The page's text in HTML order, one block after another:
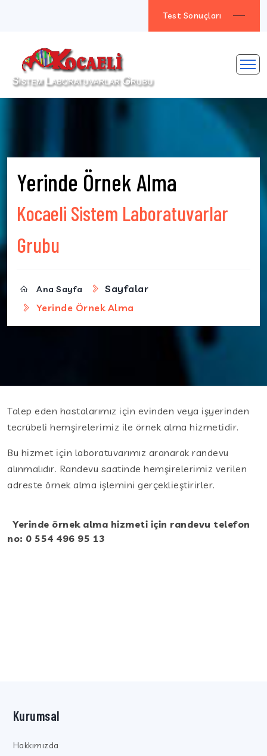
Test Sonuçları
Yerinde Örnek Alma
Kocaeli Sistem Laboratuvarlar
Grubu
Ana Sayfa
Sayfalar
Yerinde Örnek Alma
Talep eden hastalarımız için evinden veya işyerinden
tecrübeli hemşirelerimiz ile örnek alma hizmetidir.
Bu hizmet için laboratuvarımız aranarak randevu
alınmalıdır. Randevu saatinde hemşirelerimiz verilen
adreste örnek alma işlemini gerçeklieştirirler.
Yerinde örnek alma hizmeti için randevu telefon
no: 0 554 496 95 13
Kurumsal
Hakkımızda